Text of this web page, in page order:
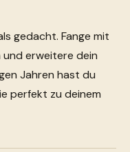
gedacht. Fange mit
erweitere dein
Jahren hast du
perfekt zu deinem